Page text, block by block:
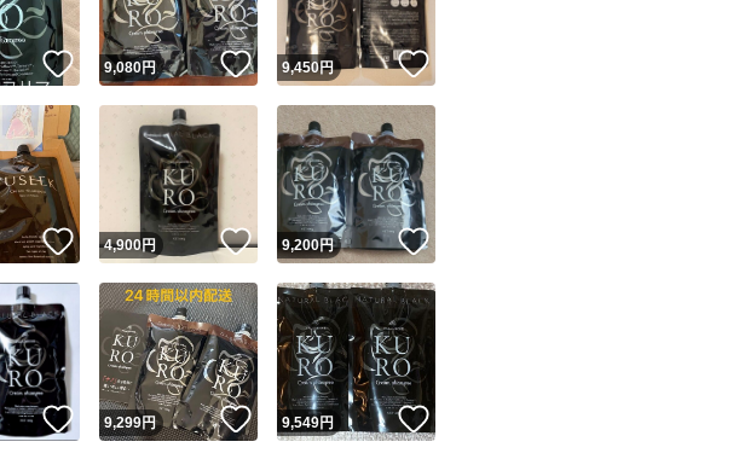
スピード＆安心発送
このユーザーは高頻度で24時間以内＆設定した発送日数内に発送してい
ます
スピード発送 このユーザーは高頻度で24時間以内に発送しています
安心発送 このユーザーは設定した発送日数内に発送しています
いいね！
9,080円 いいね！
9,450円
いいね！
4,900円 いいね！
9,200円
いいね！
9,299円 いいね！
9,549円 いいね！